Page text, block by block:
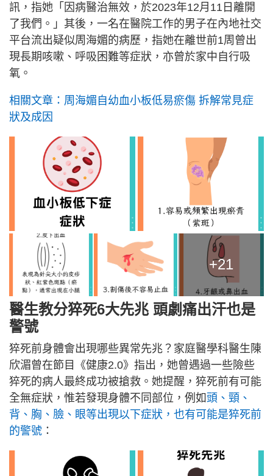
訊，指她「因病醫治無效，於2023年12月11日離開
了我們。」其後，一名在醫院工作的男子在內地社交
平台流出疑似周海媚的病歷，指她在離世前1周曾出
現長期咳嗽、呼吸困難等症狀，亦曾於家中自行吸
氧。
相關文章：周海媚自幼血小板低易瘀傷 拆解常見症
狀及成因
+21
醫生教分猝死6大先兆 頭劇痛出汗也是
警號
猝死前身體會出現哪些異常先兆？家庭醫學科醫生陳
欣湄曾在節目《健康2.0》指出，她曾遇過一些險些
猝死的病人最終成功被搶救。她提醒，猝死前有可能
全無症狀，惟若發現身體不同部位，例如 頭、頸、
背、胸、臉、眼等出現以下症狀，也有可能是猝死前
的警號 ：